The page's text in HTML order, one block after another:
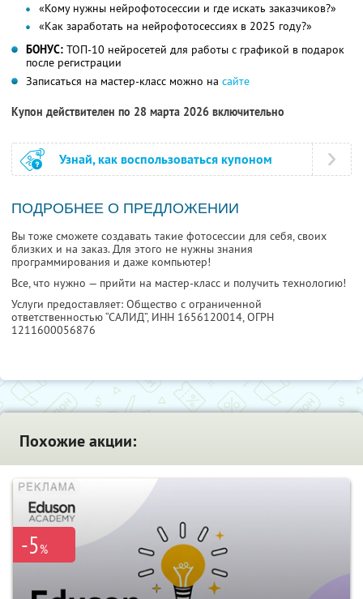
«Кому нужны нейрофотосессии и где искать заказчиков?»
«Как заработать на нейрофотосессиях в 2025 году?»
БОНУС: ТОП-10 нейросетей для работы с графикой в подарок
после регистрации
Записаться на мастер-класс можно на сайте
Купон действителен по 28 марта 2026 включительно
Узнай, как воспользоваться купоном
ПОДРОБНЕЕ О ПРЕДЛОЖЕНИИ
Вы тоже сможете создавать такие фотосессии для себя, своих
близких и на заказ. Для этого не нужны знания
программирования и даже компьютер!
Все, что нужно — прийти на мастер-класс и получить технологию!
Услуги предоставляет: Общество с ограниченной
ответственностью “САЛИД”, ИНН 1656120014, ОГРН
1211600056876
Похожие акции:
-5%